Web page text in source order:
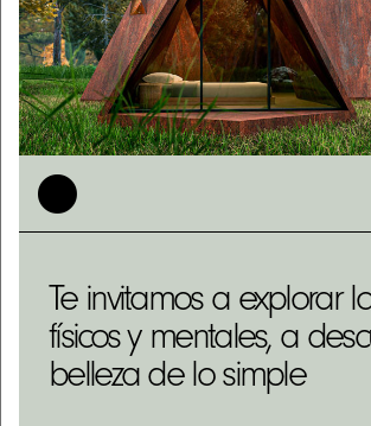
Te invitamos a explorar
físicos y mentales, a
belleza de lo simple